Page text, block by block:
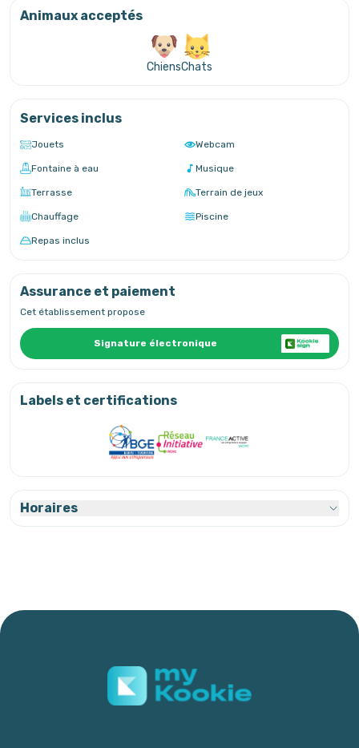
Animaux acceptés
ChiensChats
Services inclus
Jouets Webcam
Fontaine à eau Musique
Terrasse Terrain de jeux
Chauffage Piscine
Repas inclus
Assurance et paiement
Cet établissement propose
Signature électronique
Labels et certifications
Horaires